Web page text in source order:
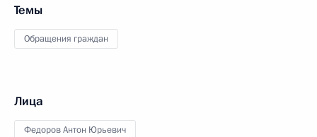
Темы
Обращения граждан
Лица
Федоров Антон Юрьевич